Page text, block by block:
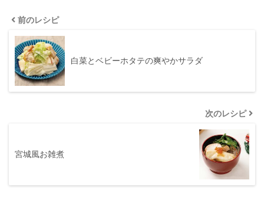
前のレシピ
白菜とベビーホタテの爽やかサラダ
次のレシピ
宮城風お雑煮